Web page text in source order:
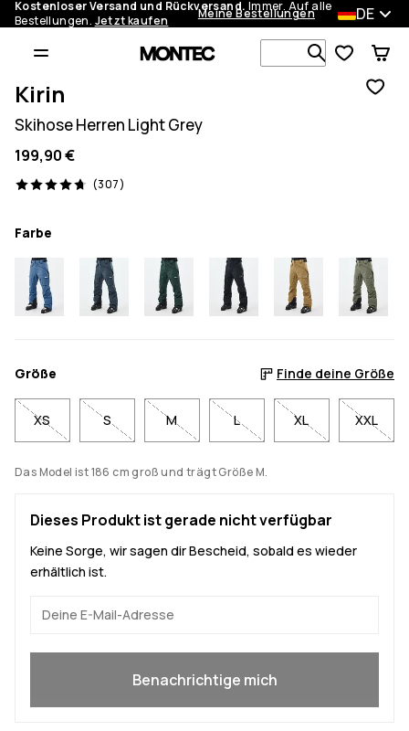
Kostenloser Versand und Rückversand. Immer. Auf alle
Bestellungen. Jetzt kaufen Meine Bestellungen DE
Kirin
Skihose Herren Light Grey
199,90 €
(307)
307 Reviews, 4.7/5
Farbe
Größe Finde deine Größe
XS S M L XL XXL
Das Model ist 186 cm groß und trägt Größe M.
Dieses Produkt ist gerade nicht verfügbar
Keine Sorge, wir sagen dir Bescheid, sobald es wieder
erhältlich ist.
Benachrichtige mich